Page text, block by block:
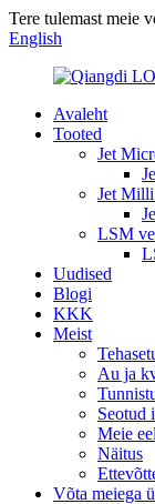
Tere tulemast meie
English
Avaleht
Tooted
Jet
Jet
LSM
Uudised
Blogi
KKK
Meist
Au ja
Seotud
Meie
Näitus
Võta meiega